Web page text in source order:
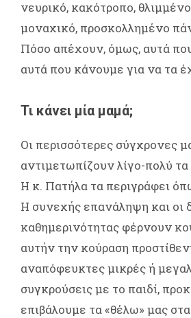
νευρικό, κακότροπο,
μοναχικό, προσκολλημένο
Πόσο απέχουν, όμως, αυτά
αυτά που κάνουμε για να τα
Τι κάνει μία μαμά;
Οι περισσότερες σύγχρονες
αντιμετωπίζουν λίγο-πολύ τα
Η κ. Πατήλα τα περιγράφει
Η συνεχής επανάληψη και οι
καθημερινότητας φέρνουν
αυτήν την κούραση
αναπόφευκτες μικρές ή
συγκρούσεις με το παιδί,
επιβάλουμε τα «θέλω» μας